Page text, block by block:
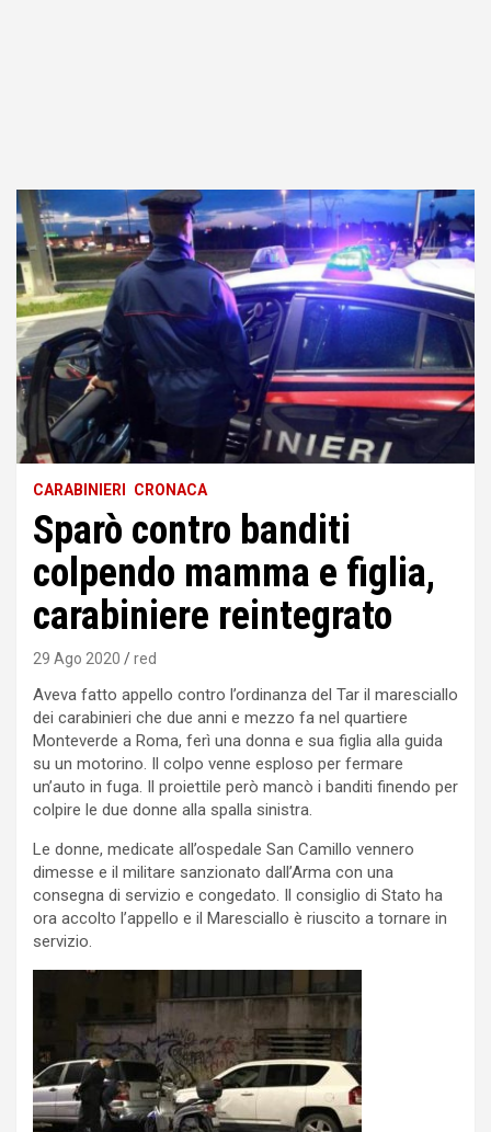
CARABINIERI CRONACA
Sparò contro banditi
colpendo mamma e figlia,
carabiniere reintegrato
29 Ago 2020 red
Aveva fatto appello contro l’ordinanza del Tar il maresciallo
dei carabinieri che due anni e mezzo fa nel quartiere
Monteverde a Roma, ferì una donna e sua figlia alla guida
su un motorino. Il colpo venne esploso per fermare
un’auto in fuga. Il proiettile però mancò i banditi finendo per
colpire le due donne alla spalla sinistra.
Le donne, medicate all’ospedale San Camillo vennero
dimesse e il militare sanzionato dall’Arma con una
consegna di servizio e congedato. Il consiglio di Stato ha
ora accolto l’appello e il Maresciallo è riuscito a tornare in
servizio.